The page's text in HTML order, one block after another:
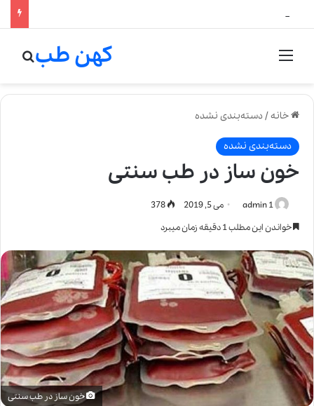
منو کهن طب
خانه/دسته‌بندی نشده
دسته‌بندی نشده
خون ساز در طب سنتی
admin 1 می 5, 2019
خواندن این مطلب 1 دقیقه زمان میبرد
خون ساز در طب سنتی